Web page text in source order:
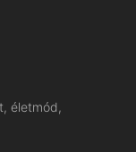
életmód,